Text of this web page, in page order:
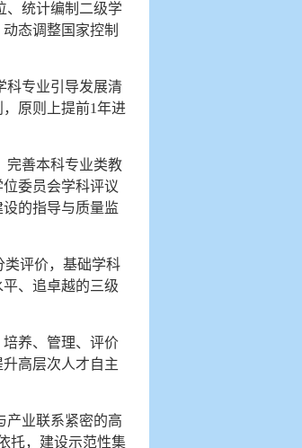
、统计编制二级学
态调整国家控制
科专业引导发展清
原则上提前1年进
完善本科专业类教
委员会学科评议
的指导与质量监
类评价，基础学科
、追卓越的三级
养、管理、评价
高层次人才自主
产业联系紧密的高
托，建设示范性集